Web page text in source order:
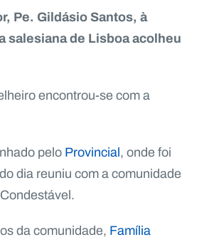
Pe. Gildásio Santos, à
salesiana de Lisboa acolheu
encontrou-se com a
peloProvincial, onde foi
dia reuniu com a comunidade
da comunidade, Família